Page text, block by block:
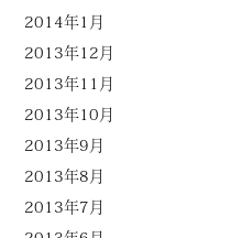
2014年1月
2013年12月
2013年11月
2013年10月
2013年9月
2013年8月
2013年7月